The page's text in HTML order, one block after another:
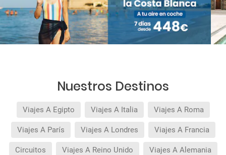
Nuestros Destinos
Viajes A Egipto Viajes A Italia Viajes A Roma
Viajes A París Viajes A Londres Viajes A Francia
Circuitos Viajes A Reino Unido Viajes A Alemania